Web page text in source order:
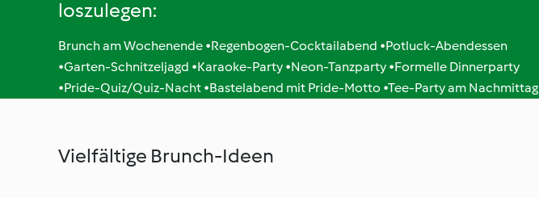
loszulegen:
Brunch am Wochenende •Regenbogen-Cocktailabend •Potluck-Abendessen
•Garten-Schnitzeljagd •Karaoke-Party •Neon-Tanzparty •Formelle Dinnerparty
•Pride-Quiz/Quiz-Nacht •Bastelabend mit Pride-Motto •Tee-Party am Nachmittag
Vielfältige Brunch-Ideen